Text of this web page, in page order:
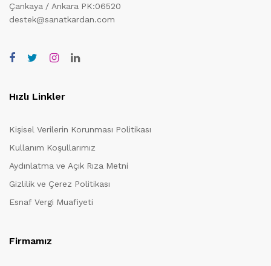
Çankaya / Ankara PK:06520
destek@sanatkardan.com
Hızlı Linkler
Kişisel Verilerin Korunması Politikası
Kullanım Koşullarımız
Aydınlatma ve Açık Rıza Metni
Gizlilik ve Çerez Politikası
Esnaf Vergi Muafiyeti
Firmamız